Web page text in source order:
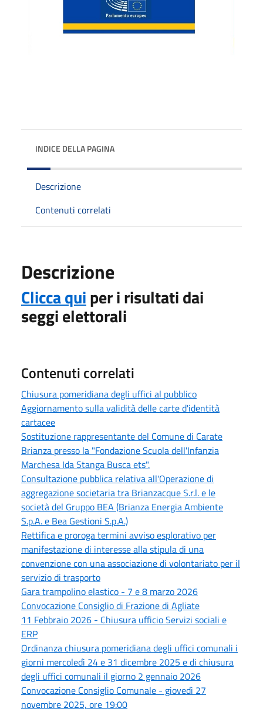
INDICE DELLA PAGINA
Descrizione
Contenuti correlati
Descrizione
Clicca quiper i risultati dai
seggi elettorali
Contenuti correlati
Chiusura pomeridiana degli uffici al pubblico
Aggiornamento sulla validità delle carte d'identità
cartacee
Sostituzione rappresentante del Comune di Carate
Brianza presso la "Fondazione Scuola dell'Infanzia
Marchesa Ida Stanga Busca ets".
Consultazione pubblica relativa all'Operazione di
aggregazione societaria tra Brianzacque S.r.l. e le
società del Gruppo BEA (Brianza Energia Ambiente
S.p.A. e Bea Gestioni S.p.A.)
Rettifica e proroga termini avviso esplorativo per
manifestazione di interesse alla stipula di una
convenzione con una associazione di volontariato per il
servizio di trasporto
Gara trampolino elastico - 7 e 8 marzo 2026
Convocazione Consiglio di Frazione di Agliate
11 Febbraio 2026 - Chiusura ufficio Servizi sociali e
ERP
Ordinanza chiusura pomeridiana degli uffici comunali i
giorni mercoledì 24 e 31 dicembre 2025 e di chiusura
degli uffici comunali il giorno 2 gennaio 2026
Convocazione Consiglio Comunale - giovedì 27
novembre 2025, ore 19:00